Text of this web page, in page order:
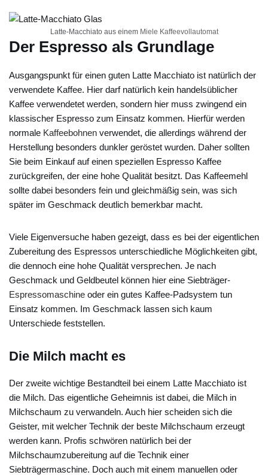
Latte-Macchiato aus einem Miele Kaffeevollautomat
Der Espresso als Grundlage
Ausgangspunkt für einen guten Latte Macchiato ist natürlich der
verwendete Kaffee. Hier darf natürlich kein handelsüblicher
Kaffee verwendetet werden, sondern hier muss zwingend ein
klassischer Espresso zum Einsatz kommen. Hierfür werden
normale Kaffeebohnen verwendet, die allerdings während der
Herstellung besonders dunkler geröstet wurden. Daher sollten
Sie beim Einkauf auf einen speziellen Espresso Kaffee
zurückgreifen, der eine hohe Qualität besitzt. Das Kaffeemehl
sollte dabei besonders fein und gleichmäßig sein, was sich
später im Geschmack deutlich bemerkbar macht.
Viele Eigenversuche haben gezeigt, dass es bei der eigentlichen
Zubereitung des Espressos unterschiedliche Möglichkeiten gibt,
die dennoch eine hohe Qualität versprechen. Je nach
Geschmack und Geldbeutel können hier eine Siebträger-
Espressomaschine oder ein gutes Kaffee-Padsystem tun
Einsatz kommen. Im Geschmack lassen sich kaum
Unterschiede feststellen.
Die Milch macht es
Der zweite wichtige Bestandteil bei einem Latte Macchiato ist
die Milch. Das eigentliche Geheimnis ist dabei, die Milch in
Milchschaum zu verwandeln. Auch hier scheiden sich die
Geister, mit welcher Technik der beste Milchschaum erzeugt
werden kann. Profis schwören natürlich bei der
Milchschaumzubereitung auf die Technik einer
Siebträgermaschine. Doch auch mit einem manuellen oder